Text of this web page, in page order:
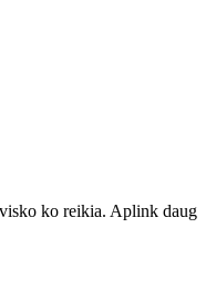
ko reikia. Aplink daug